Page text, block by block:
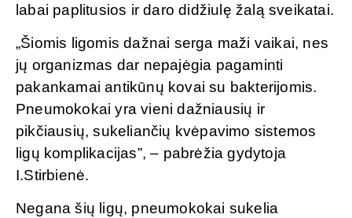
labai paplitusios ir daro didžiulę žalą sveikatai.
„Šiomis ligomis dažnai serga maži vaikai, nes
jų organizmas dar nepajėgia pagaminti
pakankamai antikūnų kovai su bakterijomis.
Pneumokokai yra vieni dažniausių ir
pikčiausių, sukeliančių kvėpavimo sistemos
ligų komplikacijas”, – pabrėžia gydytoja
I.Stirbienė.
Negana šių ligų, pneumokokai sukelia